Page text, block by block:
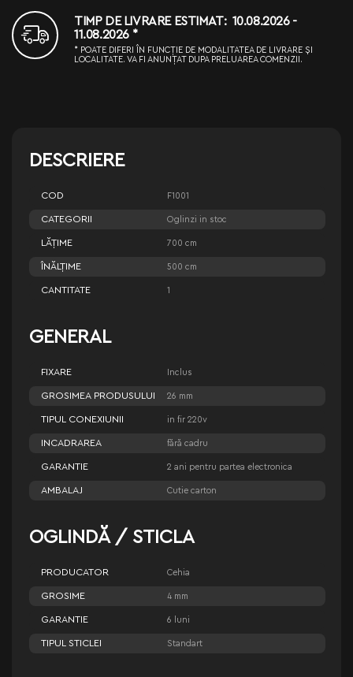
TIMP DE LIVRARE ESTIMAT: 10.08.2026 -
11.08.2026 *
* POATE DIFERI ÎN FUNCȚIE DE MODALITATEA DE LIVRARE ȘI
LOCALITATE. VA FI ANUNȚAT DUPA PRELUAREA COMENZII.
DESCRIERE
COD F1001
CATEGORII Oglinzi in stoc
LĂŢIME 700 cm
ÎNĂLŢIME 500 cm
CANTITATE 1
GENERAL
FIXARE Inclus
GROSIMEA PRODUSULUI 26 mm
TIPUL CONEXIUNII in fir 220v
INCADRAREA fără cadru
GARANTIE 2 ani pentru partea electronica
AMBALAJ Cutie carton
OGLINDĂ / STICLA
PRODUCATOR Cehia
GROSIME 4 mm
GARANTIE 6 luni
TIPUL STICLEI Standart